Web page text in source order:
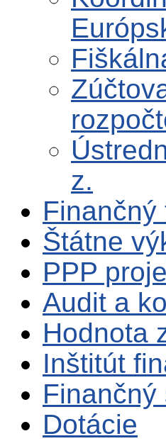
z.
Finančný
Štátne
PPP
Audit a
Hodnota
Inštitút
Dotácie